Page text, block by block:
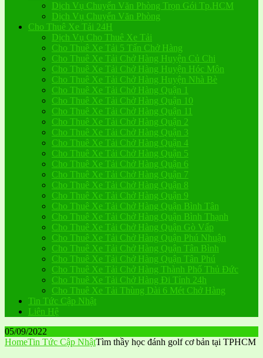
Dịch Vụ Chuyển Văn Phòng Trọn Gói Tp.HCM
Dịch Vụ Chuyển Văn Phòng
Cho Thuê Xe Tải 24H
Dịch Vụ Cho Thuê Xe Tải
Cho Thuê Xe Tải 5 Tấn Chở Hàng
Cho Thuê Xe Tải Chở Hàng Huyện Củ Chi
Cho Thuê Xe Tải Chở Hàng Huyện Hóc Môn
Cho Thuê Xe Tải Chở Hàng Huyện Nhà Bè
Cho Thuê Xe Tải Chở Hàng Quận 1
Cho Thuê Xe Tải Chở Hàng Quận 10
Cho Thuê Xe Tải Chở Hàng Quận 11
Cho Thuê Xe Tải Chở Hàng Quận 2
Cho Thuê Xe Tải Chở Hàng Quận 3
Cho Thuê Xe Tải Chở Hàng Quận 4
Cho Thuê Xe Tải Chở Hàng Quận 5
Cho Thuê Xe Tải Chở Hàng Quận 6
Cho Thuê Xe Tải Chở Hàng Quận 7
Cho Thuê Xe Tải Chở Hàng Quận 8
Cho Thuê Xe Tải Chở Hàng Quận 9
Cho Thuê Xe Tải Chở Hàng Quận Bình Tân
Cho Thuê Xe Tải Chở Hàng Quận Bình Thạnh
Cho Thuê Xe Tải Chở Hàng Quận Gò Vấp
Cho Thuê Xe Tải Chở Hàng Quận Phú Nhuận
Cho Thuê Xe Tải Chở Hàng Quận Tân Bình
Cho Thuê Xe Tải Chở Hàng Quận Tân Phú
Cho Thuê Xe Tải Chở Hàng Thành Phố Thủ Đức
Cho Thuê Xe Tải Chở Hàng Đi Tỉnh 24h
Cho Thuê Xe Tải Thùng Dài 6 Mét Chở Hàng
Tin Tức Cập Nhật
Liên Hệ
05/09/2022
HomeTin Tức Cập NhậtTìm thầy học đánh golf cơ bản tại TPHCM